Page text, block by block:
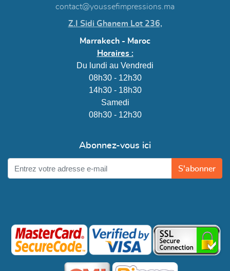
contact@youssefimpressions.ma
Z.I Sidi Ghanem Lot 236,
Marrakech - Maroc
Horaires :
Du lundi au Vendredi
08h30 - 12h30
14h30 - 18h30
Samedi
08h30 - 12h30
Abonnez-vous ici
S'abonner